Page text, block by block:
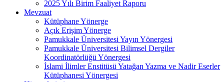
2025 Yılı Birim Faaliyet Raporu
Mevzuat
Kütüphane Yönerge
Açık Erişim Yönerge
Pamukkale Üniversitesi Yayın Yönergesi
Pamukkale Üniversitesi Bilimsel Dergiler
Koordinatörlüğü Yönergesi
İslami İlimler Enstitüsü Yatağan Yazma ve Nadir Eserler
Kütüphanesi Yönergesi